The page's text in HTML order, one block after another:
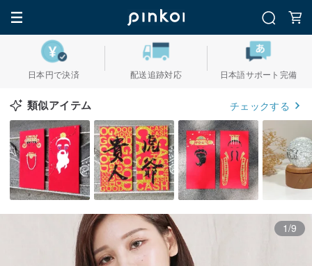
日本円で決済 配送追跡対応 日本語サポート完備
類似アイテム チェックする
1/9